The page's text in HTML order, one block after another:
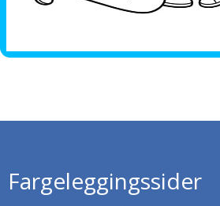
Fargeleggingssider